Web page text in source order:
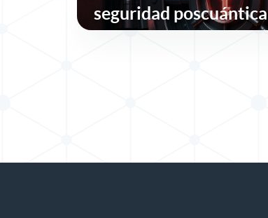
seguridad poscuántica